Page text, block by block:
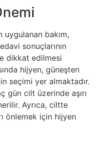
uygulanan bakım,
sonuçlarının
dikkat edilmesi
hijyen, güneşten
seçimi yer almaktadır.
gün cilt üzerinde aşırı
Ayrıca, ciltte
önlemek için hijyen